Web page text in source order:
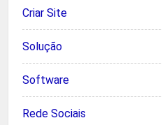
Criar Site
Solução
Software
Rede Sociais